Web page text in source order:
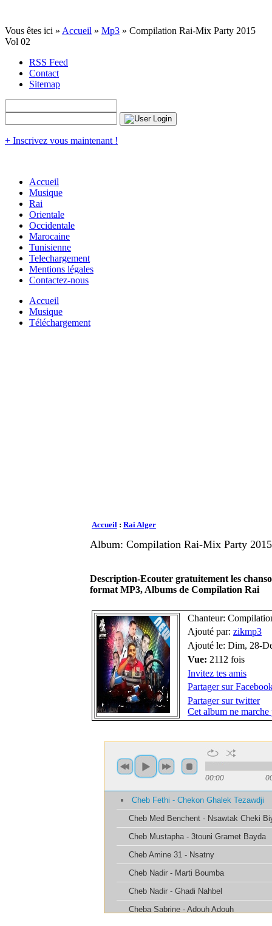
Vous êtes ici » Accueil » Mp3 » Compilation Rai-Mix Party 2015
Vol 02
RSS Feed
Contact
Sitemap
+ Inscrivez vous maintenant !
Accueil
Musique
Rai
Orientale
Occidentale
Marocaine
Tunisienne
Telechargement
Mentions légales
Contactez-nous
Accueil
Musique
Téléchargement
Accueil : Rai Alger
Album: Compilation Rai-Mix Party
Description-Ecouter gratuitement les
format MP3, Albums de Compilation Rai
Chanteur:
Ajouté par: zikmp3
Ajouté le: Dim, 28-
Vue: 2112 fois
Invitez tes amis
Partager sur
Partager sur twitter
Cet album ne marche